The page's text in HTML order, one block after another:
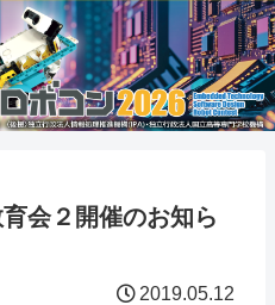
会２開催のお知ら
2019.05.12